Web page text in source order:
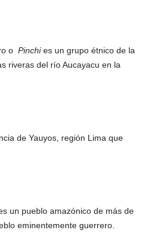
o Pinchies un grupo étnico de la
riveras del río Aucayacu en la
de Yauyos, región Lima que
un pueblo amazónico de más de
eminentemente guerrero.